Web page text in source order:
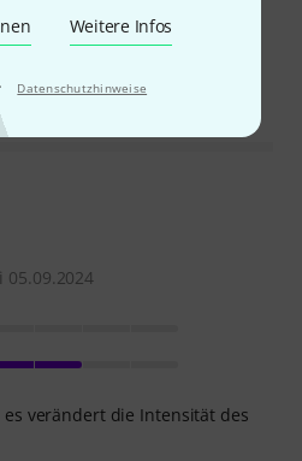
Weitere Infos
· Datenschutzhinweise
nur für Holztrommeln
MELDEN
05.09.2024
verändert die Intensität des